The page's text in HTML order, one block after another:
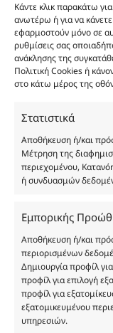
Κάντε κλικ παρακάτω
ανωτέρω ή για να
εφαρμοστούν μόνο σε
ρυθμίσεις σας
ανάκλησης της
Πολιτική Cookies ή
στο κάτω μέρος της
Στατιστικά
Αποθήκευση ή/και
Μέτρηση της
περιεχομένου,
ή συνδυασμών
Εμπορικής
Αποθήκευση ή/και
περιορισμένων
Δημιουργία προφίλ
προφίλ για επιλογή
προφίλ για
εξατομικευμένου
υπηρεσιών.
είναι η
καταναλωτή.
χύμα μορφή και
αντίστοιχα
προϊόντων
Δημιουργών-
υπόκεινται σε
Με επιφύλαξη
Eau de parfum
Αγίου
Τ.Κ. 56224,
Τηλ. 2314 016010
ΑΦΜ 803285309